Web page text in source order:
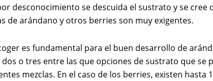
desconocimiento se descuida el sustrato y se
de arándano y otros berries son muy exigentes.
es fundamental para el buen desarrollo de
o tres entre las que opciones de sustrato que se
mezclas. En el caso de los berries, existen